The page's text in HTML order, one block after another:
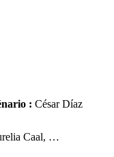
: César Díaz
Caal, …